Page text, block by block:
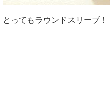
とってもラウンドスリーブ！